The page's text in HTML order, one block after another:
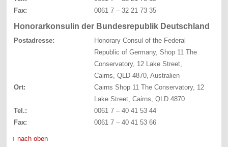
Fax:
0061 7 – 32 21 73 35
Honorarkonsulin der Bundesrepublik Deutschland
Postadresse:
Honorary Consul of the Federal
Republic of Germany, Shop 11 The
Conservatory, 12 Lake Street,
Cairns, QLD 4870, Australien
Ort:
Cairns Shop 11 The Conservatory, 12
Lake Street, Cairns, QLD 4870
Tel.:
0061 7 – 40 41 53 44
Fax:
0061 7 – 40 41 53 66
↑ nach oben